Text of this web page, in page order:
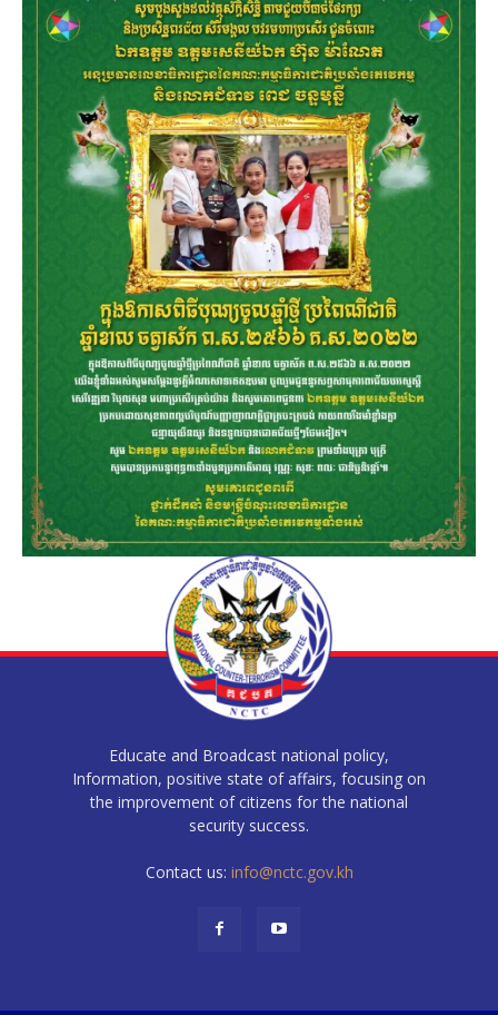
Educate and Broadcast national policy,
Information, positive state of affairs, focusing on
the improvement of citizens for the national
security success.
Contact us: info@nctc.gov.kh